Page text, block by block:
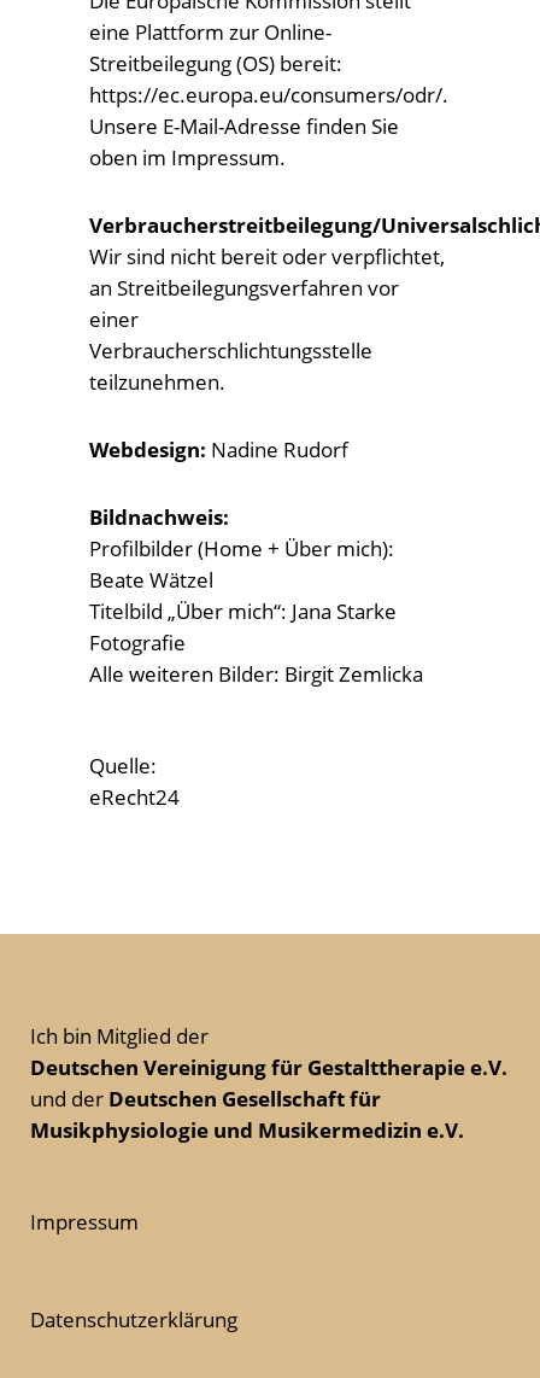
eine Plattform zur Online-
Streitbeilegung (OS) bereit:
https://ec.europa.eu/consumers/odr/.
Unsere E-Mail-Adresse finden Sie
oben im Impressum.
Verbraucherstreitbeilegung/
Wir sind nicht bereit oder verpflichtet,
an Streitbeilegungsverfahren vor
einer
Verbraucherschlichtungsstelle
teilzunehmen.
Webdesign: Nadine Rudorf
Bildnachweis:
Profilbilder (Home + Über mich):
Beate Wätzel
Titelbild „Über mich“: Jana Starke
Fotografie
Alle weiteren Bilder: Birgit Zemlicka
Quelle:
eRecht24
Ich bin Mitglied der
Deutschen Vereinigung für Gestalttherapie e.V.
und der Deutschen Gesellschaft für
Musikphysiologie und Musikermedizin e.V.
Impressum
Datenschutzerklärung